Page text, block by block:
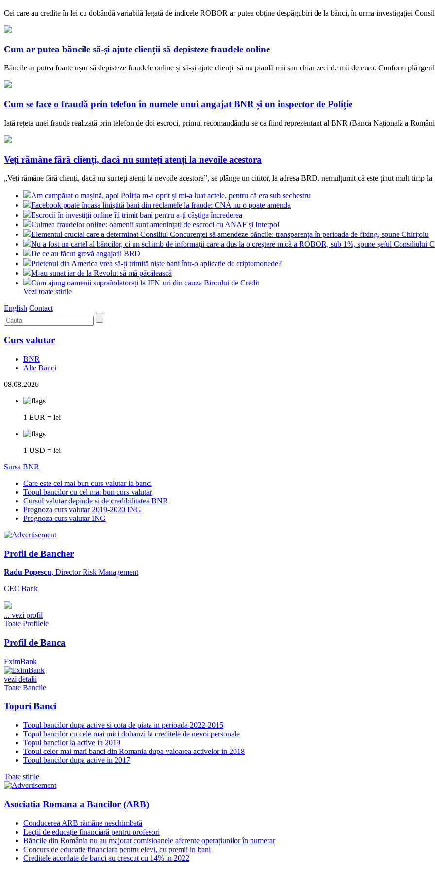
Cei care au credite în lei cu dobândă variabilă legată de indicele ROBOR ar putea obține despăgubiri de la bănci, în urma investigației
Cum ar putea băncile să-și ajute clienții să depisteze fraudele online
Băncile ar putea foarte ușor să depisteze fraudele online și să-și ajute clienții să nu piardă mii sau chiar zeci de mii de euro. Conform
Cum se face o fraudă prin telefon în numele unui angajat BNR și un inspector de Poliție
Iată rețeta unei fraude realizată prin telefon de doi escroci, primul recomandându-se ca fiind reprezentant al BNR (Banca Națională a
Veți rămâne fără clienți, dacă nu sunteți atenți la nevoile acestora
„Veți rămâne fără clienți, dacă nu sunteți atenți la nevoile acestora”, se plânge un cititor, la adresa BRD, nemulțumit că este ținut mult timp la
Am cumpărat o mașină, apoi Poliția m-a oprit și mi-a luat actele, pentru că era sub sechestru
Facebook poate încasa liniștită bani din reclamele la fraude: CNA nu o poate amenda
Escrocii în investiții online îți trimit bani pentru a-ți câștiga încrederea
Culmea fraudelor online: oamenii sunt amenințați de escroci cu ANAF și Interpol
Elementul crucial care a determinat Consiliul Concurenței să amendeze băncile: transparența în perioada de fixing, spune Chirițoiu
Nu a fost un cartel al băncilor, ci un schimb de informații care a dus la o creștere mică a ROBOR, sub 1%, spune șeful Consiliului
De ce au făcut grevă angajații BRD
Prietenul din America vrea să-ți trimită niște bani într-o aplicație de criptomonede?
M-au sunat iar de la Revolut să mă păcălească
Cum ajung oamenii supraîndatorați la IFN-uri din cauza Biroului de Credit
Vezi toate stirile
English Contact
Curs valutar
BNR
Alte Banci
08.08.2026
1 EUR = lei
1 USD = lei
Sursa BNR
Care este cel mai bun curs valutar la banci
Topul bancilor cu cel mai bun curs valutar
Cursul valutar depinde si de credibilitatea BNR
Prognoza curs valutar 2019-2020 ING
Prognoza curs valutar ING
Profil de Bancher
Radu Popescu, Director Risk Management
CEC Bank
... vezi profil
Toate Profilele
Profil de Banca
EximBank
vezi detalii
Toate Bancile
Topuri Banci
Topul bancilor dupa active si cota de piata in perioada 2022-2015
Topul bancilor cu cele mai mici dobanzi la creditele de nevoi personale
Topul bancilor la active in 2019
Topul celor mai mari banci din Romania dupa valoarea activelor in 2018
Topul bancilor dupa active in 2017
Toate stirile
Asociatia Romana a Bancilor (ARB)
Conducerea ARB rămâne neschimbată
Lecții de educație financiară pentru profesori
Băncile din România nu au majorat comisioanele aferente operațiunilor în numerar
Concurs de educatie financiara pentru elevi, cu premii in bani
Creditele acordate de banci au crescut cu 14% in 2022